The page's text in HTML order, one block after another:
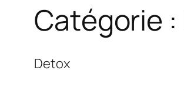
Catégorie :
Detox